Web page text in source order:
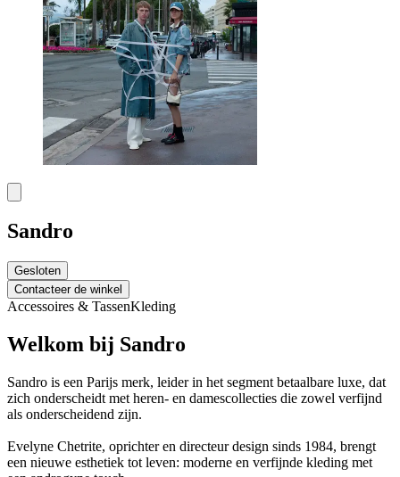
Sandro
Gesloten
Contacteer de winkel
Accessoires & TassenKleding
Welkom bij Sandro
Sandro is een Parijs merk, leider in het segment betaalbare luxe, dat
zich onderscheidt met heren- en damescollecties die zowel verfijnd
als onderscheidend zijn.
Evelyne Chetrite, oprichter en directeur design sinds 1984, brengt
een nieuwe esthetiek tot leven: moderne en verfijnde kleding met